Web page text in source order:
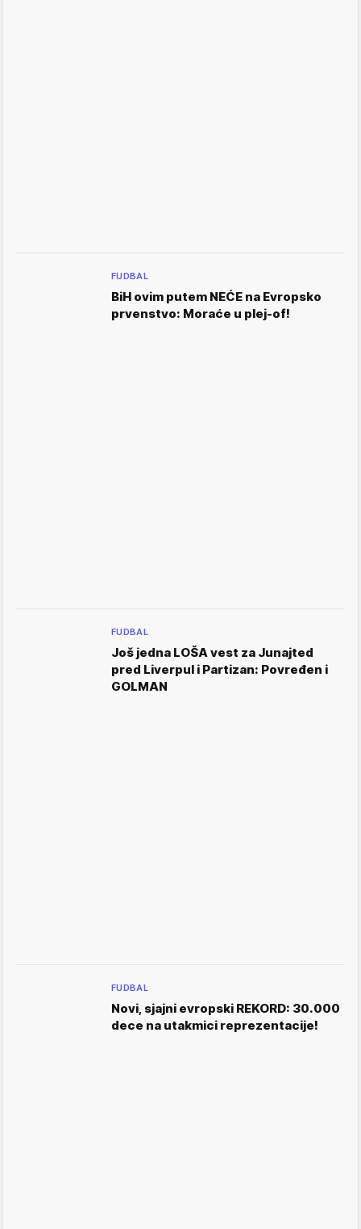
FUDBAL
BiH ovim putem NEĆE na Evropsko
prvenstvo: Moraće u plej-of!
FUDBAL
Još jedna LOŠA vest za Junajted
pred Liverpul i Partizan: Povređen i
GOLMAN
FUDBAL
Novi, sjajni evropski REKORD: 30.000
dece na utakmici reprezentacije!